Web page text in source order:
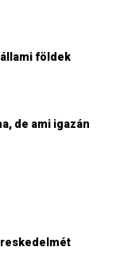
földek
de ami igazán